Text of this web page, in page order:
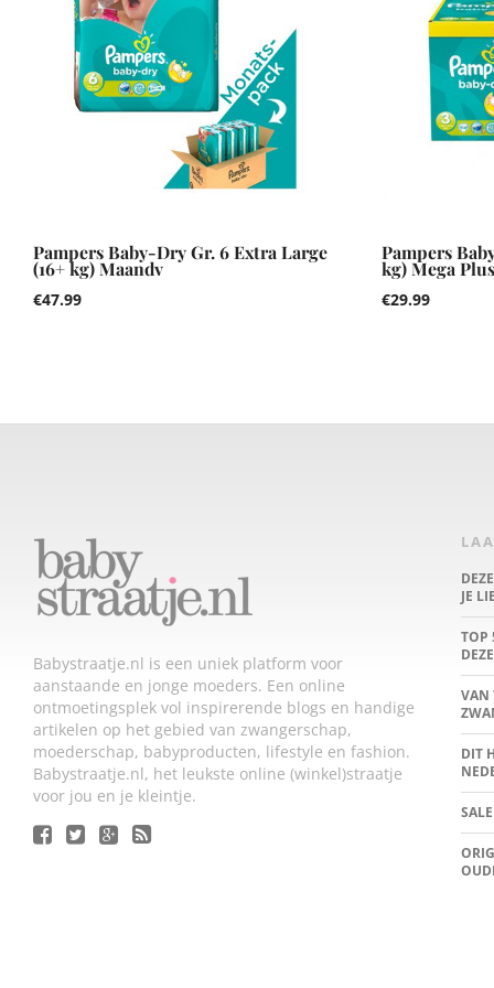
Pampers Baby-Dry Gr. 6 Extra Large
(16+ kg) Maandv
€47.99
Pampers
kg) Mega
€29.99
Babystraatje.nl is een uniek platform voor
aanstaande en jonge moeders. Een online
ontmoetingsplek vol inspirerende blogs en handige
artikelen op het gebied van zwangerschap,
moederschap, babyproducten, lifestyle en fashion.
Babystraatje.nl, het leukste online (winkel)straatje
voor jou en je kleintje.
JE
TOP
VAN
DIT